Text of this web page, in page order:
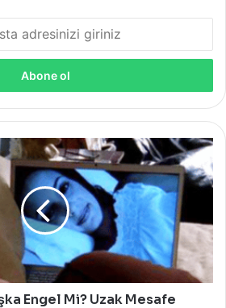
Engel Mi? Uzak Mesafe